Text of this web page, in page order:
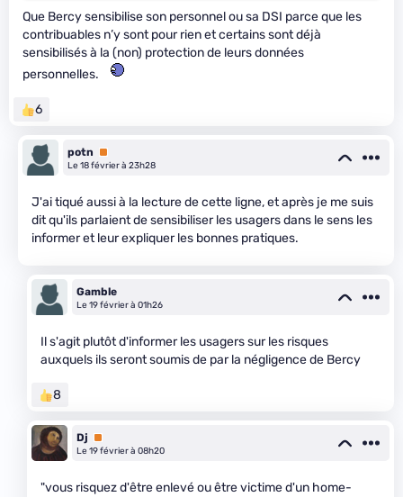
Que Bercy sensibilise son personnel ou sa DSI parce que les
contribuables n’y sont pour rien et certains sont déjà
sensibilisés à la (non) protection de leurs données
personnelles.
6
potn
Premium
Le 18 février à 23h28
J'ai tiqué aussi à la lecture de cette ligne, et après je me suis
dit qu'ils parlaient de sensibiliser les usagers dans le sens les
informer et leur expliquer les bonnes pratiques.
Gamble
Le 19 février à 01h26
Il s'agit plutôt d'informer les usagers sur les risques
auxquels ils seront soumis de par la négligence de Bercy
8
Dj
Premium
Le 19 février à 08h20
"vous risquez d'être enlevé ou être victime d'un home-